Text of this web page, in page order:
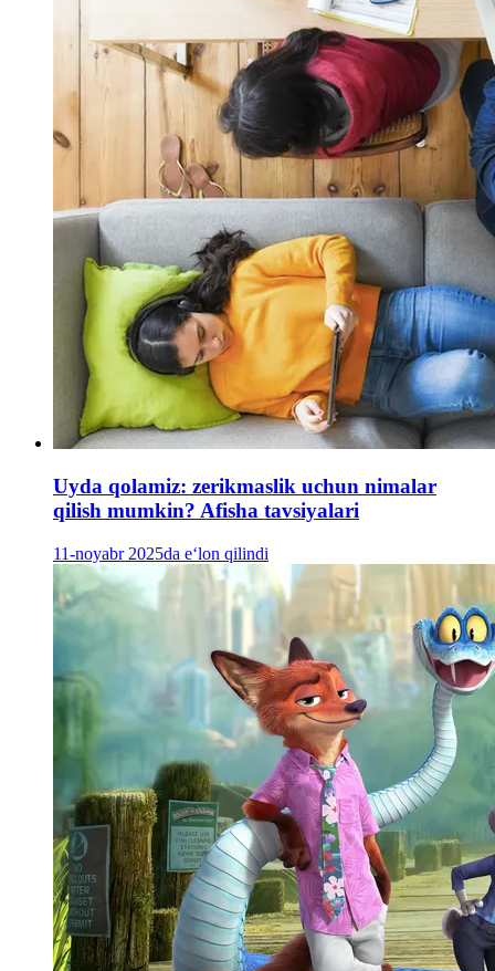
Uyda qolamiz: zerikmaslik uchun nimalar
qilish mumkin? Afisha tavsiyalari
11-noyabr 2025da e‘lon qilindi